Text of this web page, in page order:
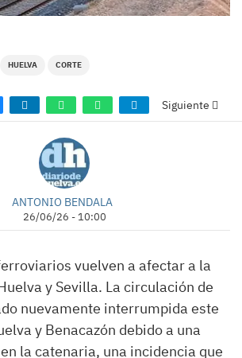
HUELVA CORTE
Siguiente
ANTONIO BENDALA
26/06/26 - 10:00
vuelven a afectar a la
y Sevilla. La circulación de
nuevamente interrumpida este
y Benacazón debido a una
la catenaria, una incidencia que